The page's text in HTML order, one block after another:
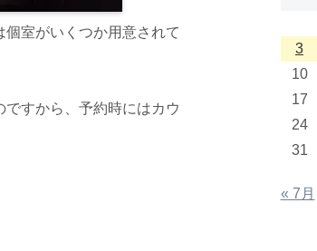
室がいくつか用意されて
すから、予約時にはカウ
3
10
17
24
31
« 7月